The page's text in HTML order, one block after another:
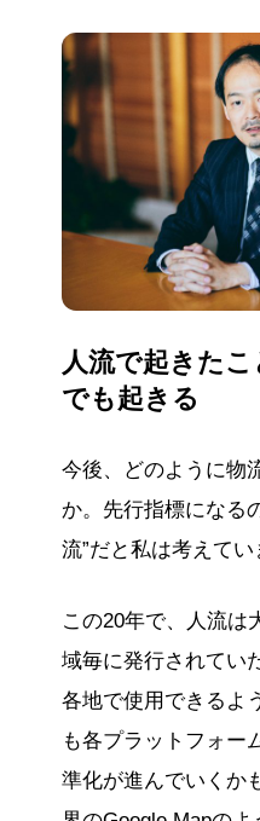
人流で起きた
でも起きる
今後、どのように物
か。先行指標になる
流”だと私は考えてい
この20年で、人流は
域毎に発行されてい
各地で使用できるよ
も各プラットフォー
準化が進んでいくか